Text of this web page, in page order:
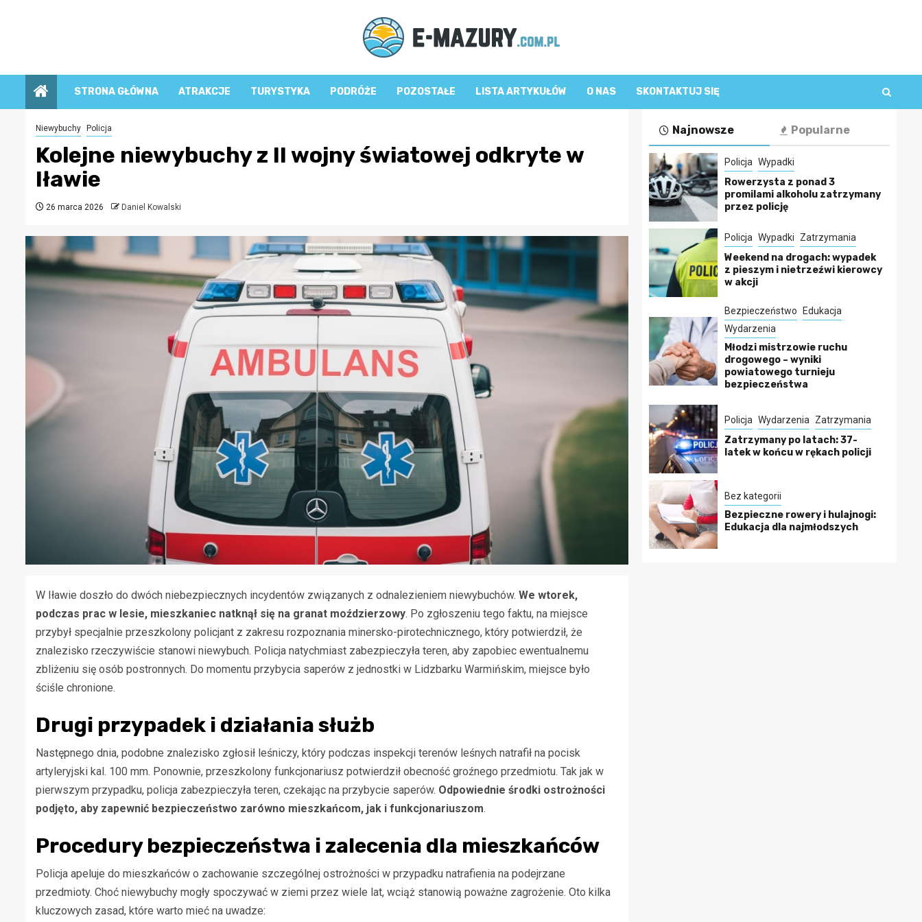
STRONA GŁÓWNA ATRAKCJE TURYSTYKA PODRÓŻE POZOSTAŁE LISTA ARTYKUŁÓW O NAS SKONTAKTUJ SIĘ
Niewybuchy Policja
Kolejne niewybuchy z II wojny światowej odkryte w
Iławie
26 marca 2026 Daniel Kowalski
W Iławie doszło do dwóch niebezpiecznych incydentów związanych z odnalezieniem niewybuchów. We wtorek,
podczas prac w lesie, mieszkaniec natknął się na granat moździerzowy. Po zgłoszeniu tego faktu, na miejsce
przybył specjalnie przeszkolony policjant z zakresu rozpoznania minersko-pirotechnicznego, który potwierdził, że
znalezisko rzeczywiście stanowi niewybuch. Policja natychmiast zabezpieczyła teren, aby zapobiec ewentualnemu
zbliżeniu się osób postronnych. Do momentu przybycia saperów z jednostki w Lidzbarku Warmińskim, miejsce było
ściśle chronione.
Drugi przypadek i działania służb
Następnego dnia, podobne znalezisko zgłosił leśniczy, który podczas inspekcji terenów leśnych natrafił na pocisk
artyleryjski kal. 100 mm. Ponownie, przeszkolony funkcjonariusz potwierdził obecność groźnego przedmiotu. Tak jak w
pierwszym przypadku, policja zabezpieczyła teren, czekając na przybycie saperów. Odpowiednie środki ostrożności
podjęto, aby zapewnić bezpieczeństwo zarówno mieszkańcom, jak i funkcjonariuszom.
Procedury bezpieczeństwa i zalecenia dla mieszkańców
Policja apeluje do mieszkańców o zachowanie szczególnej ostrożności w przypadku natrafienia na podejrzane
przedmioty. Choć niewybuchy mogły spoczywać w ziemi przez wiele lat, wciąż stanowią poważne zagrożenie. Oto kilka
kluczowych zasad, które warto mieć na uwadze:
Najnowsze Popularne
Policja Wypadki
Rowerzysta z ponad 3
promilami alkoholu zatrzymany
przez policję
Policja Wypadki Zatrzymania
Weekend na drogach: wypadek
z pieszym i nietrzeźwi kierowcy
w akcji
Bezpieczeństwo
Edukacja
Wydarzenia
Młodzi mistrzowie ruchu
drogowego – wyniki
powiatowego turnieju
bezpieczeństwa
Policja Wydarzenia Zatrzymania
Zatrzymany po latach: 37-
latek w końcu w rękach policji
Bez kategorii
Bezpieczne rowery i hulajnogi:
Edukacja dla najmłodszych